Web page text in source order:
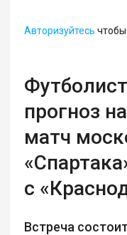
Авторизуйтесь
прогноз
матч
с
Встреча